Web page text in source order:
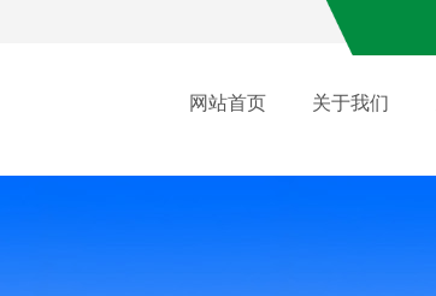
网站首页 关于我们